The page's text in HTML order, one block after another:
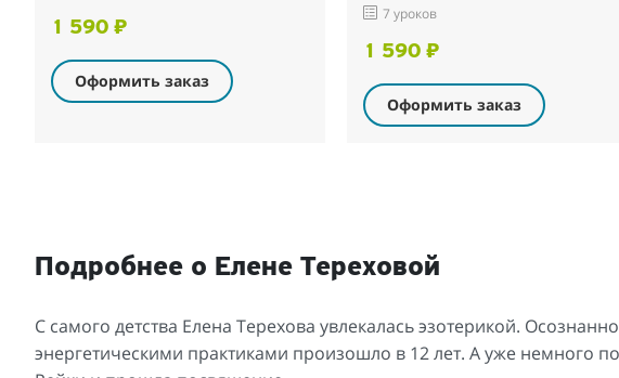
1 590 ₽
Оформить заказ
7 уроков
1 590 ₽
Оформить заказ
Подробнее о Елене Тереховой
С самого детства Елена Терехова увлекалась эзотерикой.
энергетическими практиками произошло в 12 лет. А уже немного